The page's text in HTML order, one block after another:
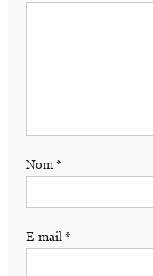
Nom*
E-mail *